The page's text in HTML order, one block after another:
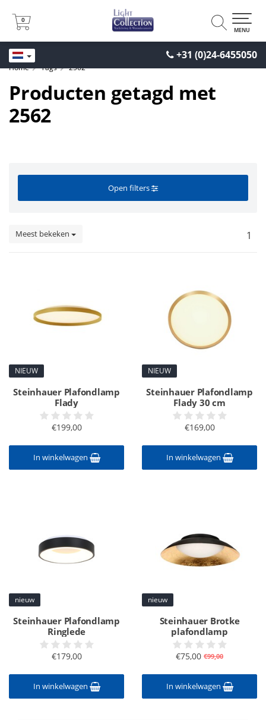
+31 (0)24-6455050
0
0
MENU
Home Tags 2562
Producten getagd met
2562
Open filters
Meest bekeken 1
NIEUW
Steinhauer Plafondlamp
Flady
€199,00
In winkelwagen
NIEUW
Steinhauer Plafondlamp
Flady 30 cm
€169,00
In winkelwagen
nieuw
Steinhauer Plafondlamp
Ringlede
€179,00
In winkelwagen
nieuw
Steinhauer Brotke
plafondlamp
€75,00 €99,00
In winkelwagen